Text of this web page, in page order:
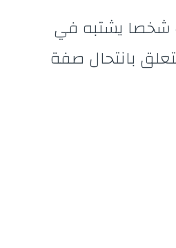
شخصا يشتبه في
بانتحال صفة